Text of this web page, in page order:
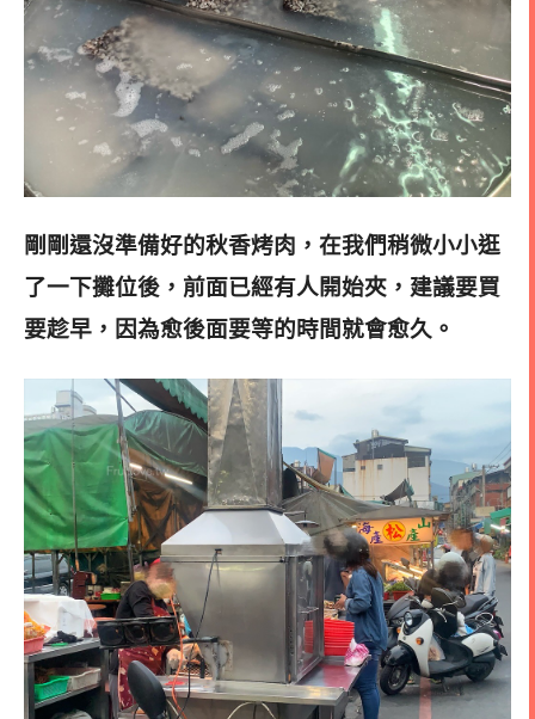
剛剛還沒準備好的秋香烤肉，在我們稍微小小逛
了一下攤位後，前面已經有人開始夾，建議要買
要趁早，因為愈後面要等的時間就會愈久。